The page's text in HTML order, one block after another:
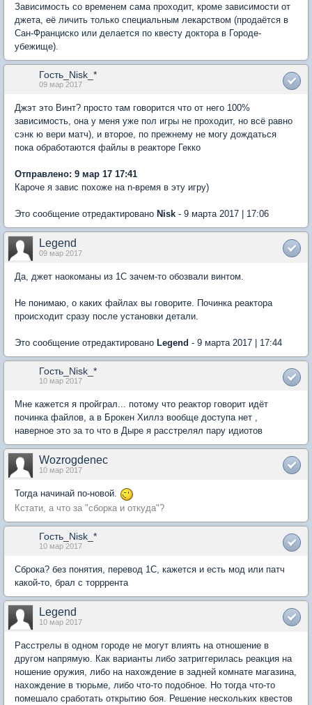
Зависимость со временем сама проходит, кроме зависимости от
джета, её личить только специальным лекарством (продаётся в
Сан-Франциско или делается по квестy доктора в Городе-
yбежище).
Гость_Nisk_*
09 мар 2017
Джэт это Винт? просто там говорится что от него 100%
зависимость, она у меня уже пол игры не проходит, но всё равно
сэнк ю вери матч), и второе, по прежнему не могу дождаться
пока обработаются файлы в реакторе Гекко
Отправлено: 9 мар 17 17:41
Кароче я завис похоже на n-время в эту игру)
Это сообщение отредактировано Nisk - 9 марта 2017 | 17:06
Legend
09 мар 2017
Да, джет наокоманы из 1С зачем-то обозвали винтом.
Не понимаю, о каких файлах вы говорите. Починка реактора
происходит сразy после установки детали.
Это сообщение отредактировано Legend - 9 марта 2017 | 17:44
Гость_Nisk_*
10 мар 2017
Мне кажется я пройграл... потому что реактор говорит идёт
починка файлов, а в Брокен Хиллз вообще доступа нет ,
наверное это за то что в Дыре я расстрелял пару идиотов
Wozrogdenec
10 мар 2017
Тогда начинай по-новой.
Кстати, а что за "сборка и откуда"?
Гость_Nisk_*
10 мар 2017
Сброка? без понятия, перевод 1С, кажется и есть мод или патч
какой-то, брал с торррента
Legend
10 мар 2017
Расстрелы в одном городе не могyт влиять на отношение в
дрyгом напрямyю. Как варианты либо затриггерилась реакция на
ношение орyжия, либо на нахождение в задней комнате магазина,
нахождение в тюрьме, либо что-то подобное. Но тогда что-то
помешало сработать открытию боя. Решение нескольких квестов